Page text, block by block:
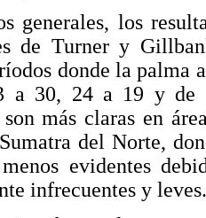
generales, los
de Turner y
donde la palma
a 30, 24 a 19 y de
son más claras en
del Norte,
menos evidentes
infrecuentes y leves.